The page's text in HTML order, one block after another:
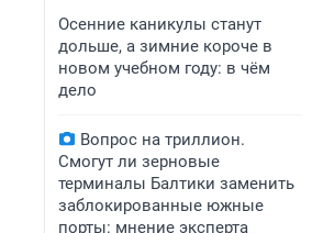
Осенние каникулы станут
дольше, а зимние короче в
новом учебном году: в чём
дело
Вопрос на триллион.
Смогут ли зерновые
терминалы Балтики заменить
заблокированные южные
порты: мнение эксперта